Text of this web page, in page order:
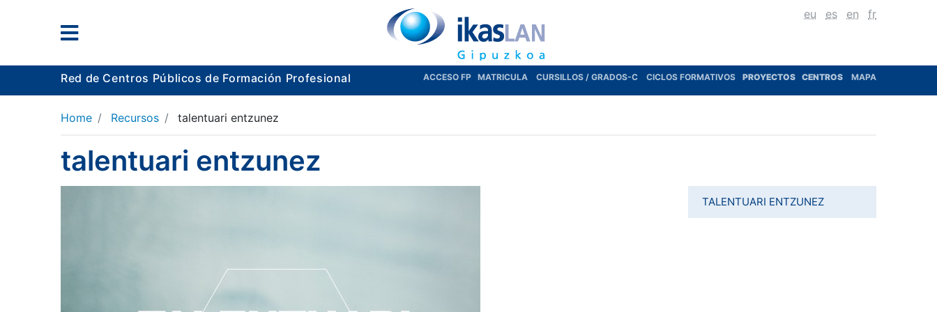
eu es en fr
Red de Centros Públicos de Formación Profesional ACCESO FP MATRICULA CURSILLOS / GRADOS-C CICLOS FORMATIVOS PROYECTOS CENTROS MAPA
Home Recursos talentuari entzunez
talentuari entzunez
TALENTUARI ENTZUNEZ